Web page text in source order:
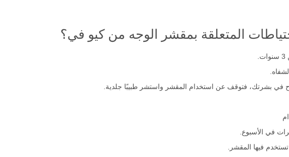
المتعلقة بمقشر الوجه من كيو في؟
في بشرتك، فتوقف عن استخدام المقشر واستشر طبيبًا جلدية.
فيها المقشر.